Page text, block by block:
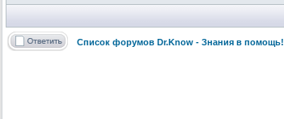
Список форумов Dr.Know - Знания в помощь!